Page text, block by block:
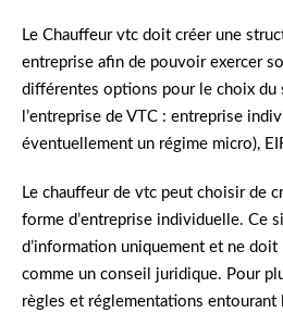
Le Chauffeur vtc doit créer une
entreprise afin de pouvoir exercer
différentes options pour le choix du
l’entreprise de VTC : entreprise
éventuellement un régime micro),
Le chauffeur de vtc peut choisir de
forme d’entreprise individuelle. Ce
d’information uniquement et ne
comme un conseil juridique. Pour
règles et réglementations entourant